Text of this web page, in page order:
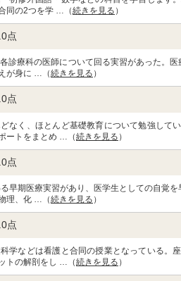
同の2つを学 …（続きを見る ）
点
診療科の医師について回る実習があった。
が身に …（続きを見る ）
点
なく、ほとんど基礎教育について勉強して
ートをまとめ …（続きを見る ）
点
早期医療実習があり、医学生としての自覚
理、化 …（続きを見る ）
点
学などは看護と合同の授業となっている。
トの解剖をし …（続きを見る ）